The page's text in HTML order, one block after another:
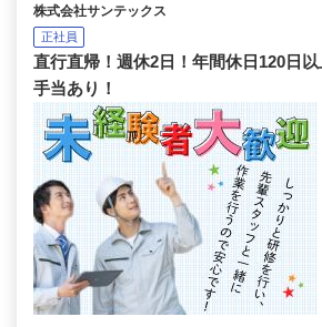
株式会社サンテックス
正社員
直行直帰！週休2日！年間休日120日
手当あり！